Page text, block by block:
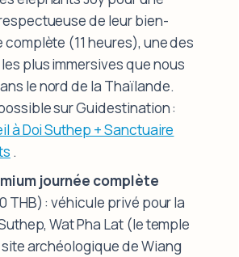
de leur bien-
complète (11 heures), une des
plus immersives que nous
le nord de la Thaïlande.
sur Guidestination :
à Doi Suthep + Sanctuaire
.
journée complète
THB) : véhicule privé pour la
Wat Pha Lat (le temple
archéologique de Wiang